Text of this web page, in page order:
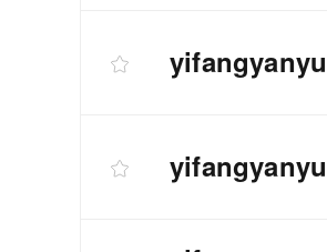
yifangyanyu
yifangyanyu